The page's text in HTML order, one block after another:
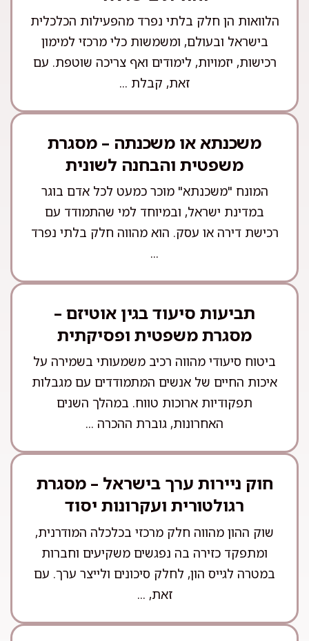
הלוואות הן חלק בלתי נפרד מהפעילות הכלכלית
בישראל ובעולם, ומשמשות כלי מרכזי למימון
רכישות, יזמויות, לימודים ואף צריכה שוטפת. עם
זאת, קבלת ...
משכנתא או משכנתה – מסגרת
משפטית והבחנה לשונית
המונח "משכנתא" מוכר כמעט לכל אדם בוגר
במדינת ישראל, ובמיוחד למי שהתמודד עם
רכישת דירה או עסק. הוא מהווה חלק בלתי נפרד
...
תביעות סיעוד בגין אוטיזם –
מסגרת משפטית ופסיקתית
ביטוח סיעודי מהווה רכיב משמעותי בשמירה על
איכות החיים של אנשים המתמודדים עם מגבלות
תפקודיות ארוכות טווח. במהלך השנים
האחרונות, גוברת ההכרה ...
חוק ניירות ערך בישראל – מסגרת
רגולטורית ועקרונות יסוד
שוק ההון מהווה חלק מרכזי בכלכלה המודרנית,
ומתפקד כזירה בה נפגשים משקיעים וחברות
במטרה לגייס הון, לחלק סיכונים ולייצר ערך. עם
זאת, ...